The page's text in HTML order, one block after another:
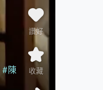
#陳
讚好
收藏